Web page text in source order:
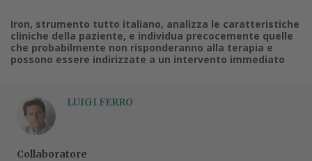
Iron, strumento tutto italiano, analizza le caratteristiche
cliniche della paziente, e individua precocemente quelle
che probabilmente non risponderanno alla terapia e
possono essere indirizzate a un intervento immediato
LUIGI FERRO
Collaboratore